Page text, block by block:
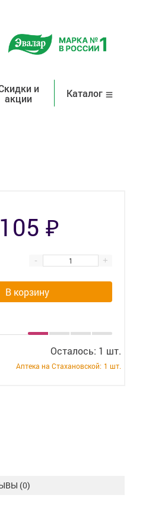
и
акции
Каталог
₽
- +
В корзину
Осталось: 1 шт.
Аптека на Стахановской: 1 шт.
(0)